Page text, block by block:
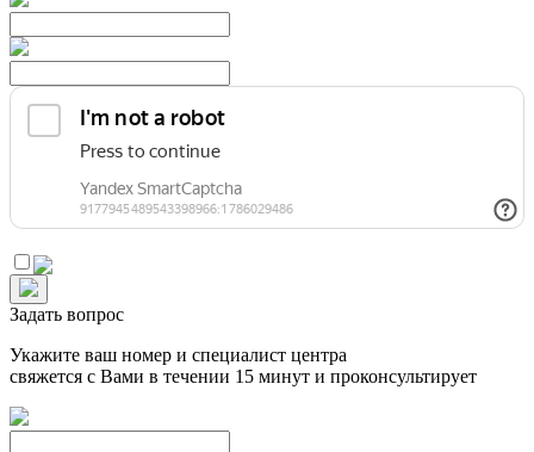
Задать вопрос
Укажите ваш номер и специалист центра
свяжется с Вами в течении 15 минут и проконсультирует